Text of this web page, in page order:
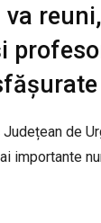
va
de
importante